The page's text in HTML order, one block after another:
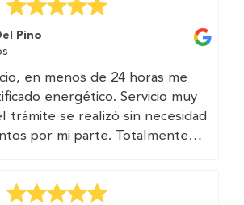
y gabinetes técnicos
250€.
sin trampa, con un
accesible. He visto que
de documentos,
técnicos relacionados con
Seguro que en el
Página web muy clara y bien
acertada — especialmente
del país y no está
la burocracia española.
Pino
en menos de 24 horas me
energético. Servicio muy
trámite se realizó sin necesidad
por mi parte. Totalmente